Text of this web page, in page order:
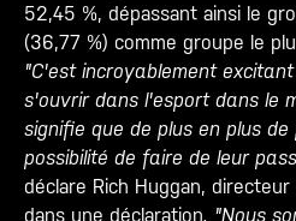
52,45 %, dépassant ainsi le
(36,77 %) comme groupe le
"C'est incroyablement
s'ouvrir dans l'esport dans le
signifie que de plus en plus
possibilité de faire de leur
déclare Rich Huggan,
dans une déclaration. "Nous